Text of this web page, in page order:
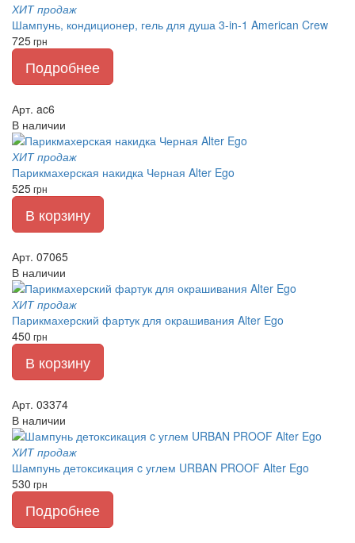
ХИТ продаж
Шампунь, кондиционер, гель для душа 3-in-1 American Crew
725грн
Подробнее
Арт. ac6
В наличии
ХИТ продаж
Парикмахерская накидка Черная Alter Ego
525грн
В корзину
Арт. 07065
В наличии
ХИТ продаж
Парикмахерский фартук для окрашивания Alter Ego
450 грн
В корзину
Арт. 03374
В наличии
ХИТ продаж
Шампунь детоксикация c углем URBAN PROOF Alter Ego
530 грн
Подробнее